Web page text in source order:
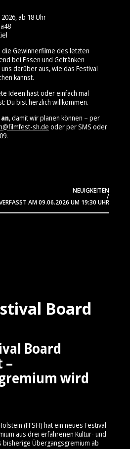
ab 18 Uhr
Gewinnerfilme des letzten
bei Essen und Getränken
darüber aus, wie das Festival
kannst.
Ideen hast oder einfach mal
Du bist herzlich willkommen.
, damit wir planen können – per
sh.de oder per SMS oder
NEUIGKEITEN
/
AM09.06.2026 UM 19:30 UHR
Board
Board
–
wird
(FFSH) hat ein neues Festival
aus drei erfahrenen Kultur- und
bisherige Übergangsgremium ab